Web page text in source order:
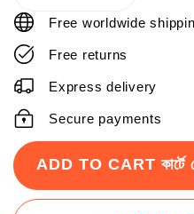
Free worldwide
Free returns
Express delivery
Secure payments
ADD TO CART কার্টে